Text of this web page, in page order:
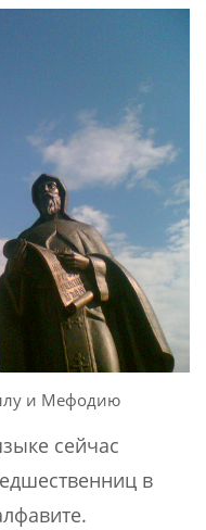
и Мефодию
сейчас
в